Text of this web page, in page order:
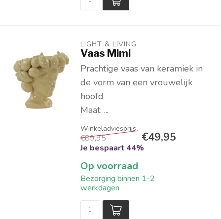
LIGHT & LIVING
Vaas Mimi
Prachtige vaas van keramiek in
de vorm van een vrouwelijk
hoofd
Maat: ...
€89,95 €49,95
Je bespaart 44%
Op voorraad
Bezorging binnen 1-2
werkdagen